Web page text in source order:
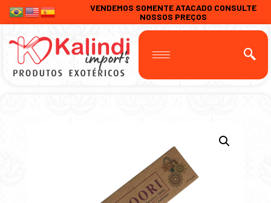
VENDEMOS SOMENTE ATACADO CONSULTE
NOSSOS PREÇOS